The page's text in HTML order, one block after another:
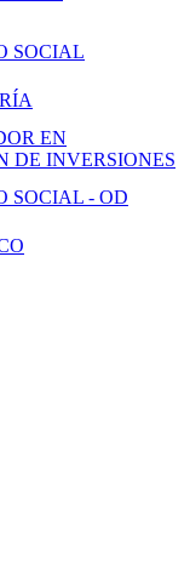
SOCIAL
EN
DE INVERSIONES
SOCIAL - OD